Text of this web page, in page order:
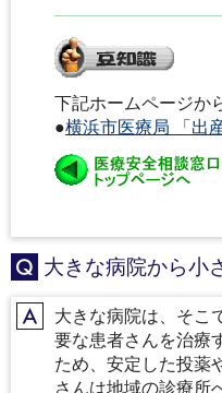
下記ホームページか
●横浜市医療局 「出
Q 大きな病院から小
A大きな病院は、そこ
要な患者さんを治療
ため、安定した投薬
さんは地域の診療所